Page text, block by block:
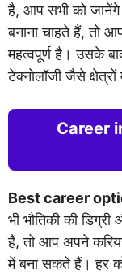
है, आप सभी को जानेंगे
बनाना चाहते हैं, तो
महत्वपूर्ण है। उसके
टेक्नोलॉजी जैसे
Career
Best career
भी भौतिकी की
हैं, तो आप अपने
में बना सकते हैं। हर